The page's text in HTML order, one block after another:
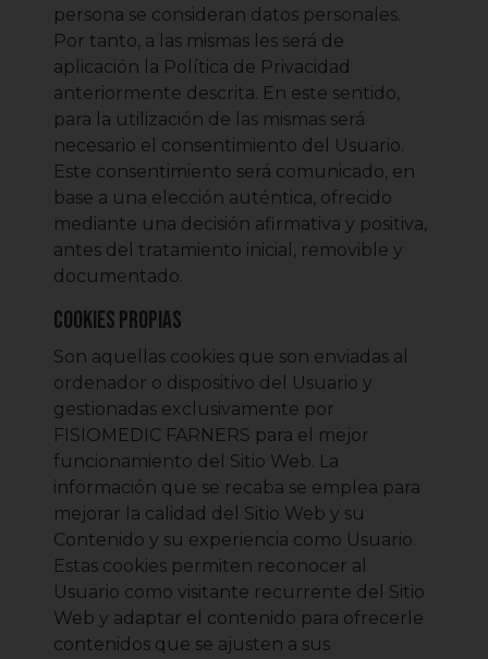
persona se consideran datos personales.
Por tanto, a las mismas les será de
aplicación la Política de Privacidad
anteriormente descrita. En este sentido,
para la utilización de las mismas será
necesario el consentimiento del Usuario.
Este consentimiento será comunicado, en
base a una elección auténtica, ofrecido
mediante una decisión afirmativa y positiva,
antes del tratamiento inicial, removible y
documentado.
Cookies propias
Son aquellas cookies que son enviadas al
ordenador o dispositivo del Usuario y
gestionadas exclusivamente por
FISIOMEDIC FARNERS para el mejor
funcionamiento del Sitio Web. La
información que se recaba se emplea para
mejorar la calidad del Sitio Web y su
Contenido y su experiencia como Usuario.
Estas cookies permiten reconocer al
Usuario como visitante recurrente del Sitio
Web y adaptar el contenido para ofrecerle
contenidos que se ajusten a sus